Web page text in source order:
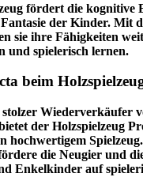
fördert die kognitive
der Kinder. Mit
sie ihre Fähigkeiten
und spielerisch lernen.
beim
Wiederverkäufer
der Holzspielzeug
hochwertigem
die Neugier und
Enkelkinder auf